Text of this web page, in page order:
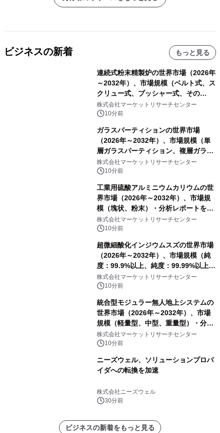
ビジネスの新着 もっと見る
連続式粉末精製炉の世界市場（2026年
～2032年）、市場規模（ベルト式、ス
クリュー式、プッシャー式、その
他）・分析レポートを発表
株式会社マーケットリサーチセンター
10分前
ガラスパーティションの世界市場
（2026年～2032年）、市場規模（単
層ガラスパーティション、複層ガラス
パーティション、その他）・分析レポ
ートを発表
株式会社マーケットリサーチセンター
10分前
工業用硫酸アルミニウムカリウムの世
界市場（2026年～2032年）、市場規
模（塊状、粉末）・分析レポートを発
表
株式会社マーケットリサーチセンター
10分前
超微細酸化インジウムスズの世界市場
（2026年～2032年）、市場規模（純
度：99.9%以上、純度：99.99%以上、
その他）・分析レポートを発表
株式会社マーケットリサーチセンター
10分前
統合型モジュラー無人地上システムの
世界市場（2026年～2032年）、市場
規模（軽量型、中型、重量型）・分析
レポートを発表
株式会社マーケットリサーチセンター
10分前
ニーズウェル、ソリューションプロバ
イダへの転換を加速
株式会社ニーズウェル
30分前
ビジネスの新着をもっと見る